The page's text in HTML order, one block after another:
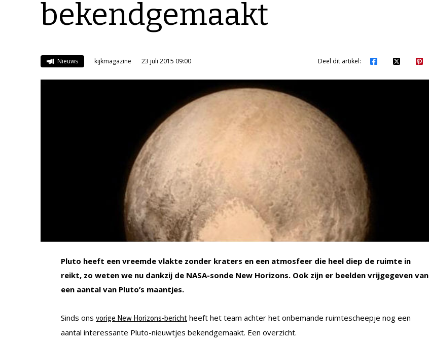
bekendgemaakt
Nieuws kijkmagazine 23 juli 2015 09:00 Deel dit artikel:
Pluto heeft een vreemde vlakte zonder kraters en een atmosfeer die heel diep de ruimte in
reikt, zo weten we nu dankzij de NASA-sonde New Horizons. Ook zijn er beelden vrijgegeven van
een aantal van Pluto’s maantjes.
Sinds ons vorige New Horizons-bericht heeft het team achter het onbemande ruimtescheepje nog een
aantal interessante Pluto-nieuwtjes bekendgemaakt. Een overzicht.